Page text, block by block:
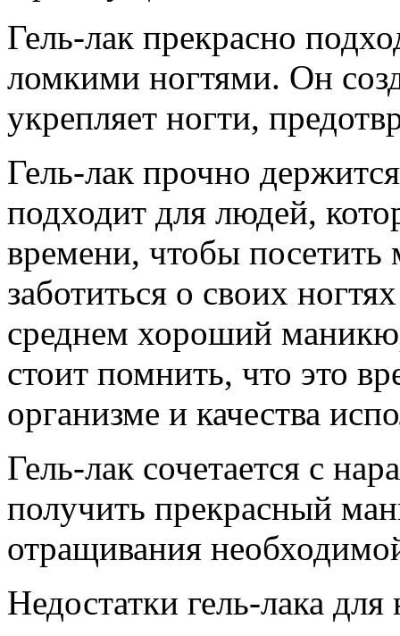
Гель-лак прекрасно
ломкими ногтями. Он
укрепляет ногти,
Гель-лак прочно
подходит для людей,
времени, чтобы
заботиться о своих
среднем хороший
стоит помнить, что это
организме и качества
Гель-лак сочетается с
получить прекрасный
отращивания
Недостатки гель-лака для